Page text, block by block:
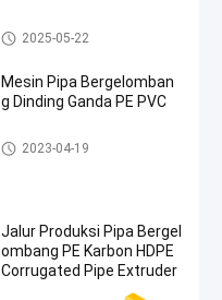
Jalur Produksi Pipa Bergelomb
ang PE
2025-05-22
Mesin Pipa Bergelomban
g Dinding Ganda PE PVC
Jalur Produksi Pipa Bergelomb
ang PE
2023-04-19
Jalur Produksi Pipa Bergel
ombang PE Karbon HDPE
Corrugated Pipe Extruder